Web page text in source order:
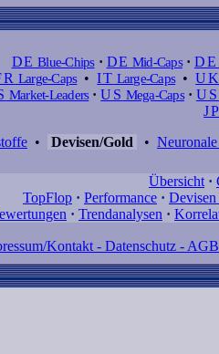
DE Blue-Chips · DE Mid-Caps · DE
Large-Caps•IT Large-Caps•UK
Market-Leaders · US Mega-Caps · US
JP
• Devisen/Gold •
Übersicht ·
TopFlop · Performance ·
· Trendanalysen ·
Kontakt - Datenschutz - AGB